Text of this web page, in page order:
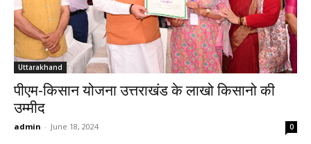
Uttarakhand
पीएम-किसान योजना उत्तराखंड के लाखो किसानो की
उम्मीद
admin - June 18, 2024 0